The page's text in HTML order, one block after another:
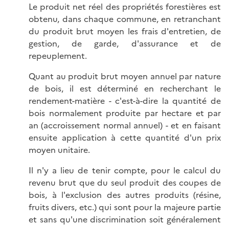
Le produit net réel des propriétés forestières est
obtenu, dans chaque commune, en retranchant
du produit brut moyen les frais d'entretien, de
gestion, de garde, d'assurance et de
repeuplement.
Quant au produit brut moyen annuel par nature
de bois, il est déterminé en recherchant le
rendement-matière - c'est-à-dire la quantité de
bois normalement produite par hectare et par
an (accroissement normal annuel) - et en faisant
ensuite application à cette quantité d'un prix
moyen unitaire.
Il n'y a lieu de tenir compte, pour le calcul du
revenu brut que du seul produit des coupes de
bois, à l'exclusion des autres produits (résine,
fruits divers, etc.) qui sont pour la majeure partie
et sans qu'une discrimination soit généralement